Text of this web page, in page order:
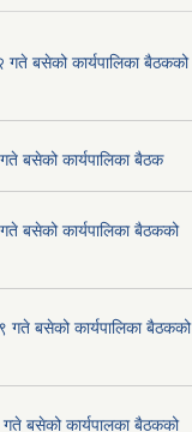
बसेको कार्यपालिका बैठकको
बसेको कार्यपालिका बैठक
बसेको कार्यपालिका बैठकको
बसेको कार्यपालिका बैठकको
बसेको कार्यपालका बैठकको